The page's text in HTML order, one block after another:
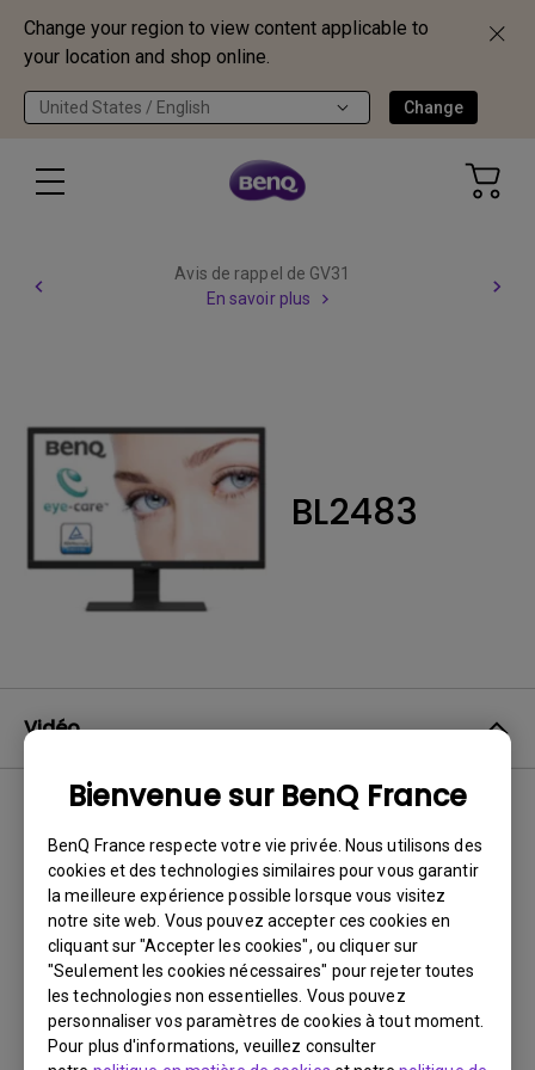
Change your region to view content applicable to
your location and shop online.
United States / English Change
Bienvenue sur BenQ France
BenQ France respecte votre vie privée. Nous utilisons des
cookies et des technologies similaires pour vous garantir
la meilleure expérience possible lorsque vous visitez
notre site web. Vous pouvez accepter ces cookies en
cliquant sur "Accepter les cookies", ou cliquer sur
"Seulement les cookies nécessaires" pour rejeter toutes
les technologies non essentielles. Vous pouvez
personnaliser vos paramètres de cookies à tout moment.
Pour plus d'informations, veuillez consulter
Avis de rappel de GV31
En savoir plus
BL2483
Vidéo
Aucune vidéo associée